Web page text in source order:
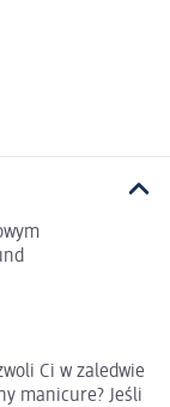
Ci w zaledwie
manicure? Jeśli